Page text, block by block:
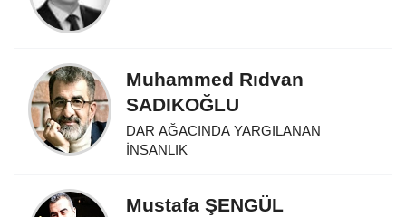
Muhammed Rıdvan
SADIKOĞLU
DAR AĞACINDA YARGILANAN
İNSANLIK
Mustafa ŞENGÜL